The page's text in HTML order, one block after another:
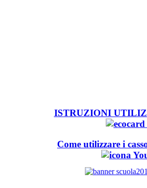
ISTRUZIONI
Come utilizzare i